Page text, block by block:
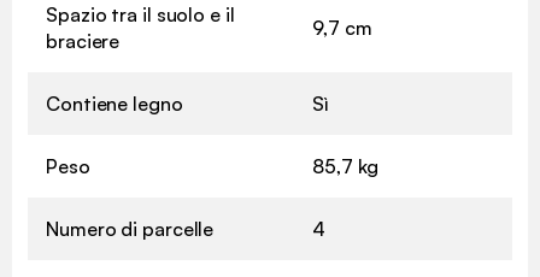
Spazio tra il suolo e il
braciere
9,7 cm
Contiene legno Sì
Peso 85,7 kg
Numero di parcelle 4